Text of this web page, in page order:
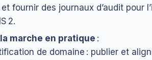
fournir des journaux d’audit pour
2.
marche en pratique :
de domaine : publier et